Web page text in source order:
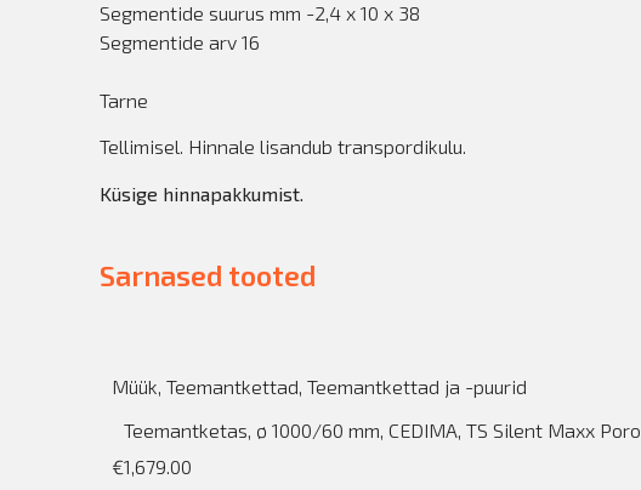
Segmentide suurus mm -2,4 x 10 x 38
Segmentide arv 16
Tarne
Tellimisel. Hinnale lisandub transpordikulu.
Küsige hinnapakkumist.
Sarnased tooted
Müük, Teemantkettad, Teemantkettad ja -puurid
Teemantketas, ø 1000/60 mm, CEDIMA, TS Silent Maxx Poro
€1,679.00